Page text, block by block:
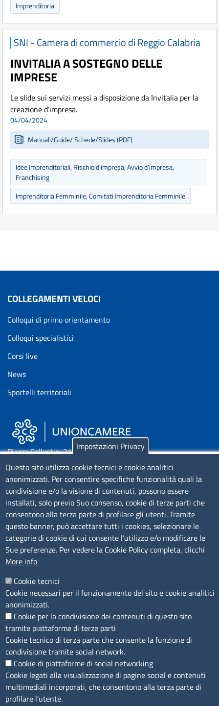
Imprenditoria
SNI - Camera di commercio di Reggio Calabria
INVITALIA A SOSTEGNO DELLE
IMPRESE
Le slide sui servizi messi a disposizione da Invitalia per la
creazione d’impresa.
04/04/2024
Manuali/Guide/ Schede/Slides (PDF)
Idee Imprenditoriali, Rischio d'impresa, Avvio d'impresa,
Franchising
Imprenditoria Femminile, Comitati Imprenditoria Femminile
COLLEGAMENTI VELOCI
Colloqui di primo orientamento
Colloqui specialistici
Corsi live
News
Sportelli territoriali
Piazza Sallustio, 21 - 00187 Roma
EMAIL: info.sni@unioncamere.it
C.F.: 01484460587
P.Iva: 01000211001
SERVIZIO REALIZZATO DA
SEGUICI SU
MENÙ PRIVACY
Note legali Privacy e cookie policy Accesso riservato
Impostazioni Privacy
Questo sito utilizza cookie tecnici e cookie analitici
anonimizzati. Per consentire specifiche funzionalità quali la
condivisione e/o la visione di contenuti, possono essere
installati, solo previo Suo consenso, cookie di terze parti che
consentono alla terza parte di profilare gli utenti. Tramite
questo banner, può accettare tutti i cookies, selezionare le
categorie di cookie di cui consente l’utilizzo e/o modificare le
Sue preferenze. Per vedere la Cookie Policy completa, clicchi
More info
Cookie tecnici
Cookie necessari per il funzionamento del sito e cookie analitici
anonimizzati.
Cookie per la condivisione dei contenuti di questo sito
tramite piattaforme di terze parti
Cookie tecnico di terza parte che consente la funzione di
condivisione tramite social network.
Cookie di piattaforme di social networking
Cookie legati alla visualizzazione di pagine social e contenuti
multimediali incorporati, che consentono alla terza parte di
profilare l'utente.